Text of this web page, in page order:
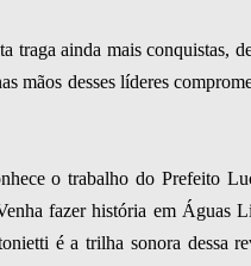
traga ainda mais conquistas,
mãos desses líderes
o trabalho do Prefeito
fazer história em Águas
é a trilha sonora dessa